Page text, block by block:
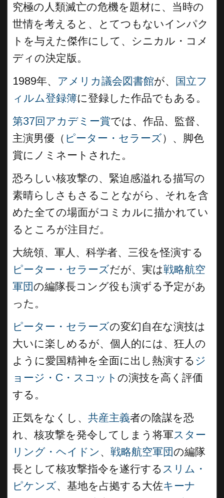
究極の人類滅亡の危機を題材に、当時の
世情を考えると、とてつもないインパク
トを与えた傑作にして、シニカル・コメ
ディの決定版。
1989年、 アメリカ議会図書館が、
国立フ
ィルム登録簿に登録した作品でもある。
第37回アカデミー賞では、作品、監督、
主演男優（ ピーター・セラーズ）、脚色
賞にノミネートされた。
恐ろしい核攻撃の、緊迫感溢れる描写の
素晴らしさもさることながら、それを含
めた全ての場面がコミカルに描かれてい
るところが注目だ。
大統領、軍人、科学者、三役を怪演する
ピーター・セラーズだが、実は戦略航空
軍団の編隊長コング役も演ずる予定があ
った。
ピーター・セラーズの変幻自在な演技は
大いに楽しめるが、個人的には、狂人の
ように愛国精神を全面に出し熱演する ジ
ョージ・C・スコット の演技を高く評価
する。
正気をなくし、 共産主義者の陰謀を恐
れ、核攻撃を発令してしまう将軍スター
リング・ヘイドン 、 戦略航空軍団の編隊
長として核攻撃指令を遂行する スリム・
ピケンズ、基地を占拠する大佐キーナ